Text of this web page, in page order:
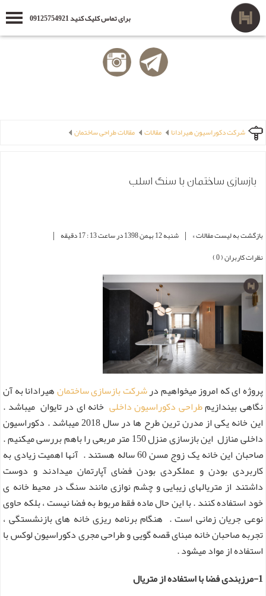
برای تماس کلیک کنید 09125754921
شرکت دکوراسیون هیرادانا مقالات مقالات طراحی ساختمان
بازسازی ساختمان با سنگ اسلب
بازگشت به لیست مقالات » | شنبه 12 بهمن 1398 در ساعت 13 : 17 دقیقه |
نظرات کاربران ( 0 )
پروژه ای که امروز میخواهیم درشرکت بازسازی ساختمانهیرادانا به آن
نگاهی بیندازیمطراحی دکوراسیون داخلی خانه ای در تایوان میباشد .
این خانه یکی از مدرن ترین طرح ها در سال 2018 میباشد . دکوراسیون
داخلی منازل این بازسازی منزل 150 متر مربعی را باهم بررسی میکنیم .
صاحبان این خانه یک زوج مسن 60 ساله هستند . آنها اهمیت زیادی به
کاربردی بودن و عملکردی بودن فضای آپارتمان میدادند و دوست
داشتند از متریالهای زیبایی و چشم نوازی مانند سنگ در محیط خانه ی
خود استفاده کنند . با این حال ماده فقط مربوط به فضا نیست ، بلکه حاوی
نوعی جریان زمانی است . هنگام برنامه ریزی خانه های بازنشستگی ،
تجربه صاحبان خانه مبنای قصه گویی و طراحی مجری دکوراسیون لوکس با
استفاده از مواد میشود .
1-مرزبندی فضا با استفاده از متریال